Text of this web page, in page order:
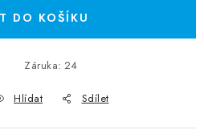
DO KOŠÍKU
Záruka: 24
Hlídat Sdílet